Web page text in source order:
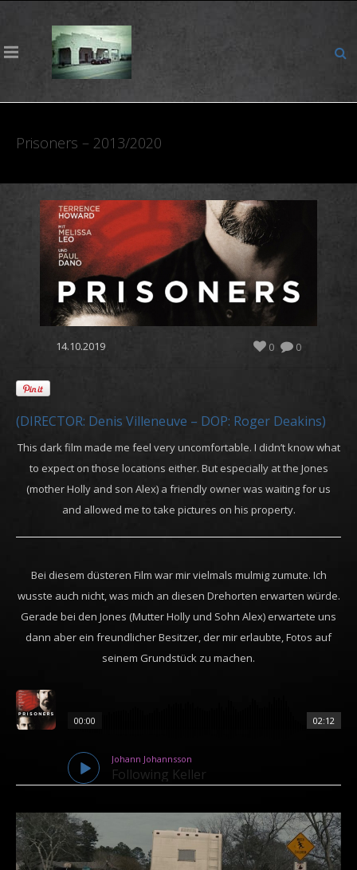
Prisoners – 2013/2020
14.10.2019 0
0
(DIRECTOR: Denis Villeneuve – DOP: Roger Deakins)
This dark film made me feel very uncomfortable. I didn’t know what
to expect on those locations either. But especially at the Jones
(mother Holly and son Alex) a friendly owner was waiting for us
and allowed me to take pictures on his property.
Bei diesem düsteren Film war mir vielmals mulmig zumute. Ich
wusste auch nicht, was mich an diesen Drehorten erwarten würde.
Gerade bei den Jones (Mutter Holly und Sohn Alex) erwartete uns
dann aber ein freundlicher Besitzer, der mir erlaubte, Fotos auf
seinem Grundstück zu machen.
02:12
00:00
Johann Johannsson
Following Keller